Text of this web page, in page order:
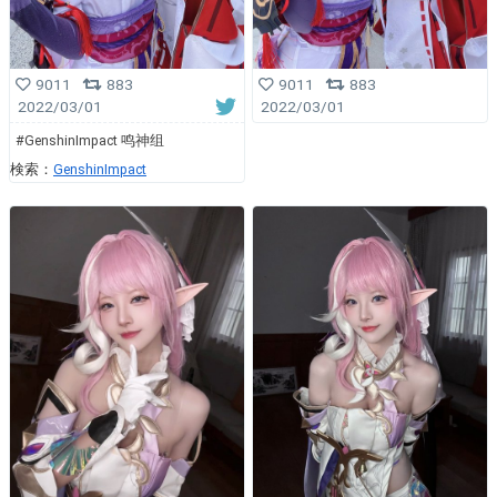
9011
883
2022/03/01
#GenshinImpact 鸣神组
検索： GenshinImpact
9011
883
2022/03/01